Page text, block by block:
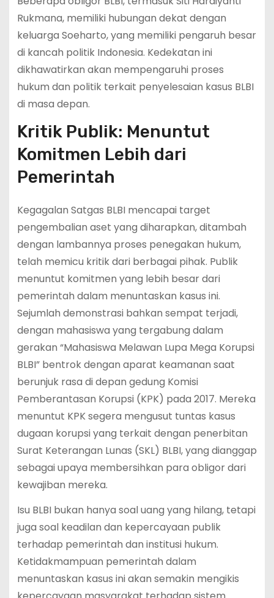
Rukmana, memiliki hubungan dekat dengan
keluarga Soeharto, yang memiliki pengaruh besar
di kancah politik Indonesia. Kedekatan ini
dikhawatirkan akan mempengaruhi proses
hukum dan politik terkait penyelesaian kasus BLBI
di masa depan.
Kritik Publik: Menuntut
Komitmen Lebih dari
Pemerintah
Kegagalan Satgas BLBI mencapai target
pengembalian aset yang diharapkan, ditambah
dengan lambannya proses penegakan hukum,
telah memicu kritik dari berbagai pihak. Publik
menuntut komitmen yang lebih besar dari
pemerintah dalam menuntaskan kasus ini.
Sejumlah demonstrasi bahkan sempat terjadi,
dengan mahasiswa yang tergabung dalam
gerakan “Mahasiswa Melawan Lupa Mega Korupsi
BLBI” bentrok dengan aparat keamanan saat
berunjuk rasa di depan gedung Komisi
Pemberantasan Korupsi (KPK) pada 2017. Mereka
menuntut KPK segera mengusut tuntas kasus
dugaan korupsi yang terkait dengan penerbitan
Surat Keterangan Lunas (SKL) BLBI, yang dianggap
sebagai upaya membersihkan para obligor dari
kewajiban mereka.
Isu BLBI bukan hanya soal uang yang hilang, tetapi
juga soal keadilan dan kepercayaan publik
terhadap pemerintah dan institusi hukum.
Ketidakmampuan pemerintah dalam
menuntaskan kasus ini akan semakin mengikis